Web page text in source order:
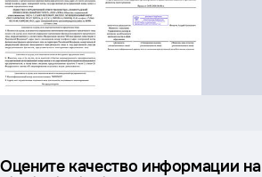
Оцените качество информации